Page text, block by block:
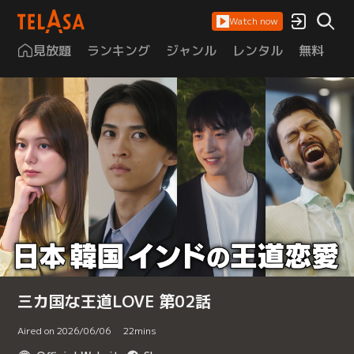
Watch now
見放題 ランキング ジャンル レンタル 無料
三カ国な王道LOVE 第02話
Aired on 2026/06/06 22mins